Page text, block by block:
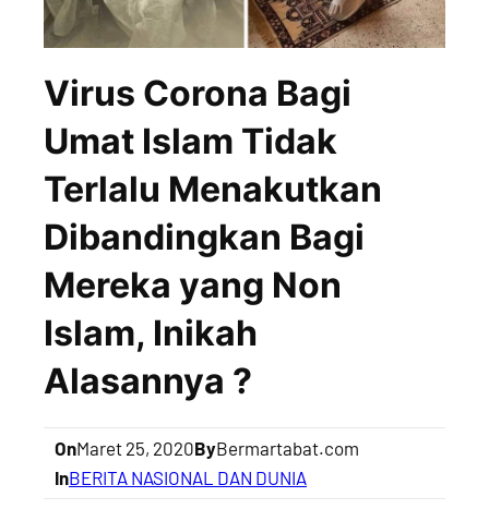
Virus Corona Bagi
Umat Islam Tidak
Terlalu Menakutkan
Dibandingkan Bagi
Mereka yang Non
Islam, Inikah
Alasannya ?
OnMaret 25, 2020ByBermartabat.com
InBERITA NASIONAL DAN DUNIA